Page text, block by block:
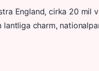
England, cirka 20 mil
lantliga charm,